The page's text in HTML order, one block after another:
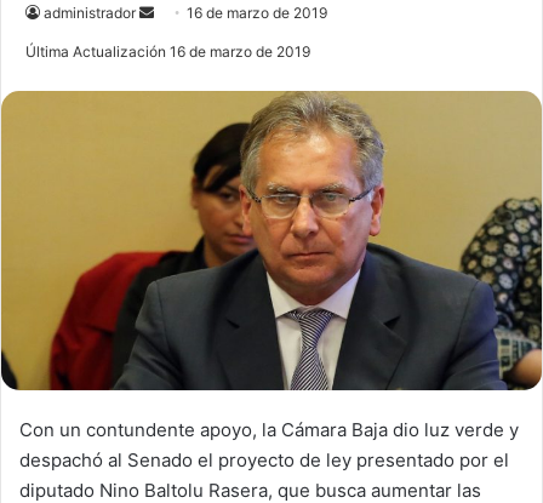
administrador
e
16 de marzo de 2019
Última Actualización 16 de marzo de 2019
Con un contundente apoyo, la Cámara Baja dio luz verde y
despachó al Senado el proyecto de ley presentado por el
diputado Nino Baltolu Rasera, que busca aumentar las